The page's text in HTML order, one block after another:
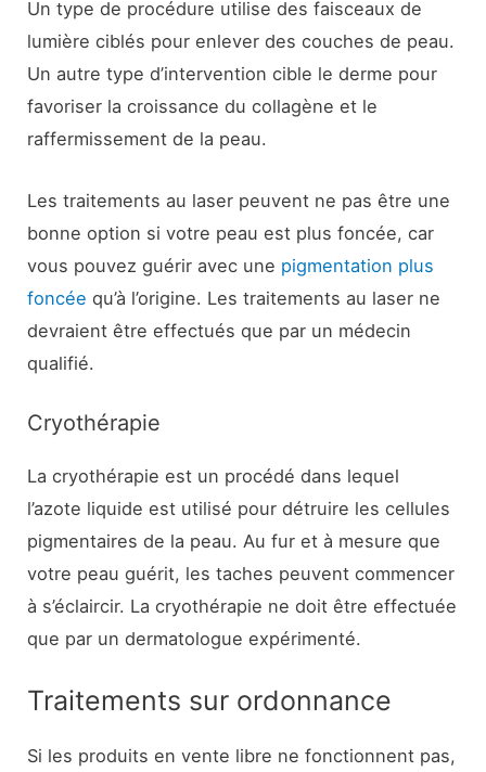
Un type de procédure utilise des faisceaux de
lumière ciblés pour enlever des couches de peau.
Un autre type d’intervention cible le derme pour
favoriser la croissance du collagène et le
raffermissement de la peau.
Les traitements au laser peuvent ne pas être une
bonne option si votre peau est plus foncée, car
vous pouvez guérir avec une pigmentation plus
foncée qu’à l’origine. Les traitements au laser ne
devraient être effectués que par un médecin
qualifié.
Cryothérapie
La cryothérapie est un procédé dans lequel
l’azote liquide est utilisé pour détruire les cellules
pigmentaires de la peau. Au fur et à mesure que
votre peau guérit, les taches peuvent commencer
à s’éclaircir. La cryothérapie ne doit être effectuée
que par un dermatologue expérimenté.
Traitements sur ordonnance
Si les produits en vente libre ne fonctionnent pas,